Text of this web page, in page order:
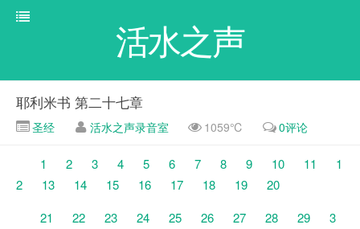
活水之声
耶利米书 第二十七章
圣经 活水之声录音室 1059℃ 0评论
1 2 3 4 5 6 7 8 9 10 11
1
2
13 14 15 16 17 18 19
20
21
22 23 24 25 26 27 28 29
3